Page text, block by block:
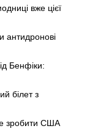
вже цієї
антидронові
Бенфіки:
білет з
зробити США